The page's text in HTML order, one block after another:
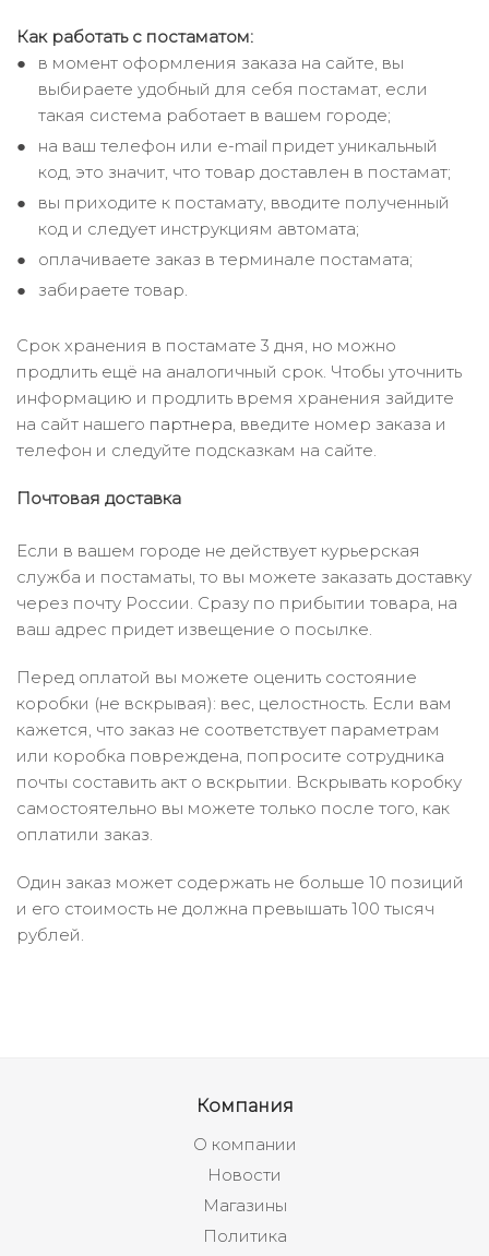
Как работать с постаматом:
в момент оформления заказа на сайте, вы
выбираете удобный для себя постамат, если
такая система работает в вашем городе;
на ваш телефон или e-mail придет уникальный
код, это значит, что товар доставлен в постамат;
вы приходите к постамату, вводите полученный
код и следует инструкциям автомата;
оплачиваете заказ в терминале постамата;
забираете товар.
Срок хранения в постамате 3 дня, но можно
продлить ещё на аналогичный срок. Чтобы уточнить
информацию и продлить время хранения зайдите
на сайт нашего партнера, введите номер заказа и
телефон и следуйте подсказкам на сайте.
Почтовая доставка
Если в вашем городе не действует курьерская
служба и постаматы, то вы можете заказать доставку
через почту России. Сразу по прибытии товара, на
ваш адрес придет извещение о посылке.
Перед оплатой вы можете оценить состояние
коробки (не вскрывая): вес, целостность. Если вам
кажется, что заказ не соответствует параметрам
или коробка повреждена, попросите сотрудника
почты составить акт о вскрытии. Вскрывать коробку
самостоятельно вы можете только после того, как
оплатили заказ.
Один заказ может содержать не больше 10 позиций
и его стоимость не должна превышать 100 тысяч
рублей.
Компания
О компании
Новости
Магазины
Политика